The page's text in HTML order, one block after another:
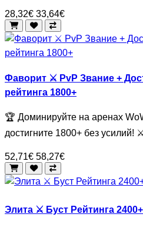
28,32€ 33,64€
Фаворит ⚔️ PvP Звание +
рейтинга 1800+
🏆 Доминируйте на аренах
достигните 1800+ без усилий!
52,71€ 58,27€
Элита ⚔️ Буст Рейтинга